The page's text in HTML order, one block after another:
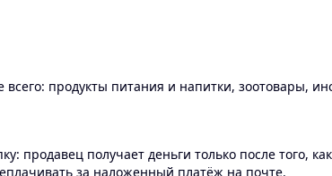
всего: продукты питания и напитки, зоотовары,
продавец получает деньги только после того,
за наложенный платёж на почте.